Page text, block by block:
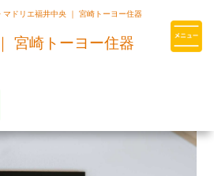
はLIXILの厳しい基準を
マドリエ福井中央 ｜ 宮崎トーヨー住器
宮崎トーヨー住器